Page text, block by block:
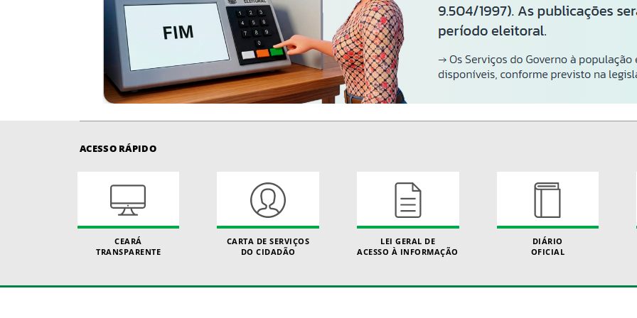
ACESSO RÁPIDO
CEARÁ
TRANSPARENTE
CARTA DE SERVIÇOS
DO CIDADÃO
LEI GERAL DE
ACESSO À INFORMAÇÃO
DIÁRIO
OFICIAL